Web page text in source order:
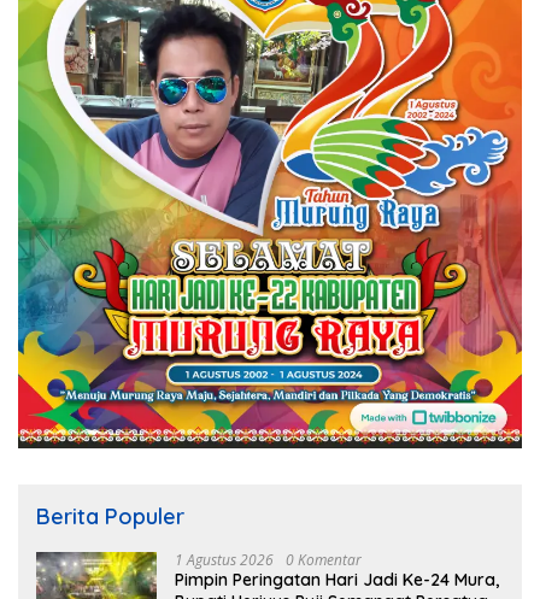
Berita Populer
1 Agustus 2026 0 Komentar
Pimpin Peringatan Hari Jadi Ke-24 Mura,